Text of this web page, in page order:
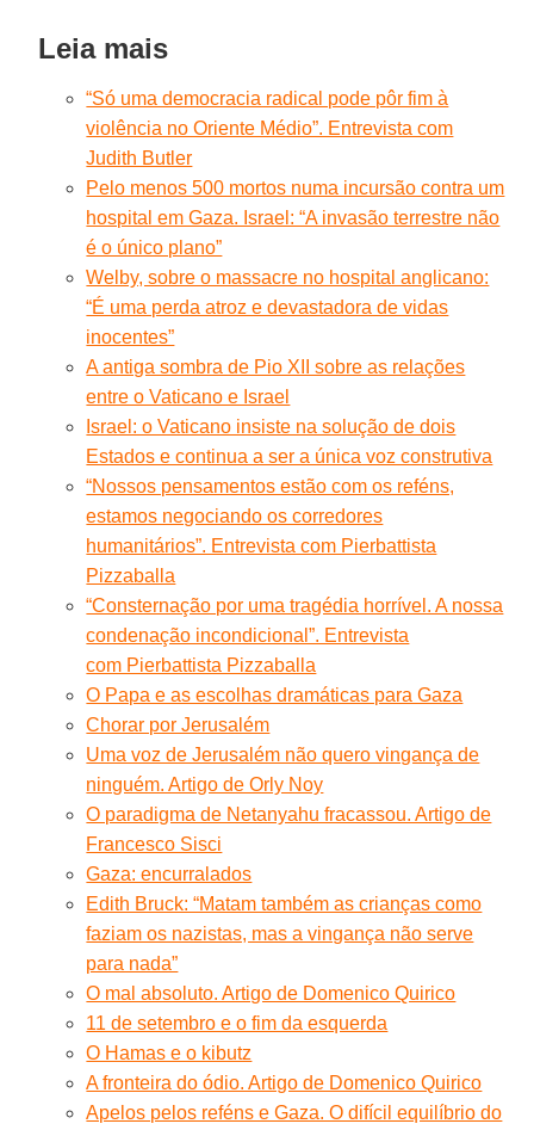
Leia mais
“Só uma democracia radical pode pôr fim à
violência no Oriente Médio”. Entrevista com
Judith Butler
Pelo menos 500 mortos numa incursão contra um
hospital em Gaza. Israel: “A invasão terrestre não
é o único plano”
Welby, sobre o massacre no hospital anglicano:
“É uma perda atroz e devastadora de vidas
inocentes”
A antiga sombra de Pio XII sobre as relações
entre o Vaticano e Israel
Israel: o Vaticano insiste na solução de dois
Estados e continua a ser a única voz construtiva
“Nossos pensamentos estão com os reféns,
estamos negociando os corredores
humanitários”. Entrevista com Pierbattista
Pizzaballa
“Consternação por uma tragédia horrível. A nossa
condenação incondicional”. Entrevista
com Pierbattista Pizzaballa
O Papa e as escolhas dramáticas para Gaza
Chorar por Jerusalém
Uma voz de Jerusalém não quero vingança de
ninguém. Artigo de Orly Noy
O paradigma de Netanyahu fracassou. Artigo de
Francesco Sisci
Gaza: encurralados
Edith Bruck: “Matam também as crianças como
faziam os nazistas, mas a vingança não serve
para nada”
O mal absoluto. Artigo de Domenico Quirico
11 de setembro e o fim da esquerda
O Hamas e o kibutz
A fronteira do ódio. Artigo de Domenico Quirico
Apelos pelos reféns e Gaza. O difícil equilíbrio do